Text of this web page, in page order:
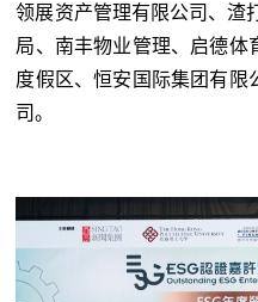
领展资产管理有限公司、渣
局、南丰物业管理、启德体
度假区、恒安国际集团有限
司。